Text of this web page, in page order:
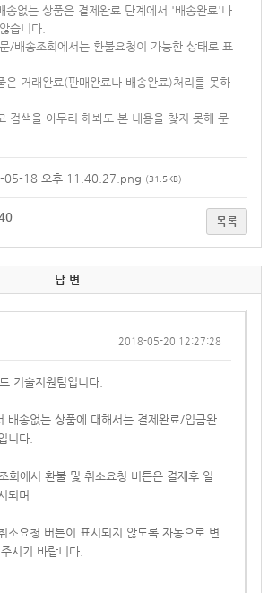
송없는 상품은 결제완료 단계에서 '배송완료'나
습니다.
배송조회에서는 환불요청이 가능한 상태로 표
거래완료(판매완료나 배송완료)처리를 못하
색을 아무리 해봐도 본 내용을 찾지 못해 문
18 오후 11.40.27.png (31.5KB)
목록
답 변
2018-05-20 12:27:28
기술지원팀입니다.
배송없는 상품에 대해서는 결제완료/입금완
니다.
회에서 환불 및 취소요청 버튼은 결제후 일
되며
소요청 버튼이 표시되지 않도록 자동으로 변
시기 바랍니다.